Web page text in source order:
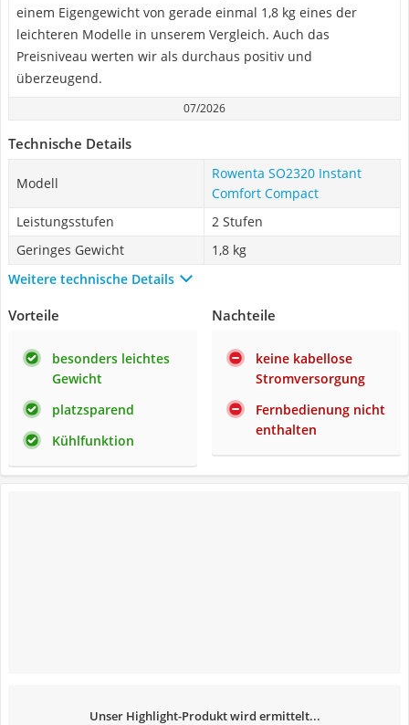
einem Eigengewicht von gerade einmal 1,8 kg eines der
leichteren Modelle in unserem Vergleich. Auch das
Preisniveau werten wir als durchaus positiv und
überzeugend.
07/2026
Technische Details
Modell
Rowenta SO2320 Instant
Comfort Compact
Leistungsstufen
2 Stufen
Geringes Gewicht
1,8 kg
Weitere technische Details
Vorteile
besonders leichtes
Gewicht
platzsparend
Kühlfunktion
Nachteile
keine kabellose
Stromversorgung
Fernbedienung nicht
enthalten
Unser Highlight-Produkt wird ermittelt...